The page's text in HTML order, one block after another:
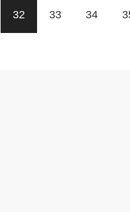
32 33 34